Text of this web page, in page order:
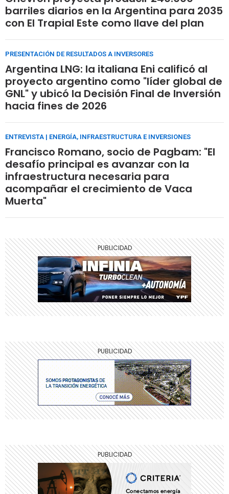
barriles diarios en la Argentina para 2035
con El Trapial Este como llave del plan
PRESENTACIÓN DE RESULTADOS A INVERSORES
Argentina LNG: la italiana Eni calificó al
proyecto argentino como "líder global de
GNL" y ubicó la Decisión Final de Inversión
hacia fines de 2026
ENTREVISTA | ENERGÍA, INFRAESTRUCTURA E INVERSIONES
Francisco Romano, socio de Pagbam: "El
desafío principal es avanzar con la
infraestructura necesaria para
acompañar el crecimiento de Vaca
Muerta"